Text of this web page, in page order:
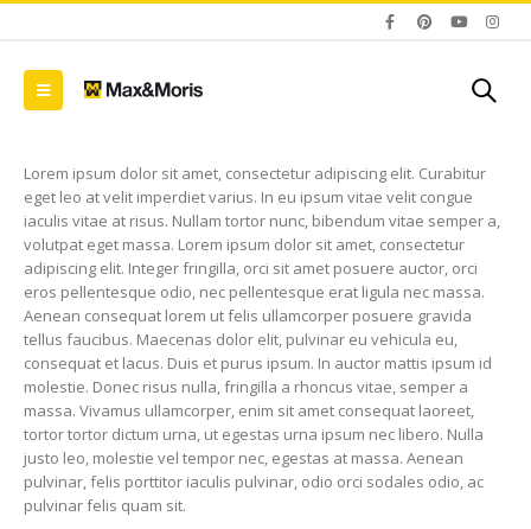
Lorem ipsum dolor sit amet, consectetur adipiscing elit. Curabitur
eget leo at velit imperdiet varius. In eu ipsum vitae velit congue
iaculis vitae at risus. Nullam tortor nunc, bibendum vitae semper a,
volutpat eget massa. Lorem ipsum dolor sit amet, consectetur
adipiscing elit. Integer fringilla, orci sit amet posuere auctor, orci
eros pellentesque odio, nec pellentesque erat ligula nec massa.
Aenean consequat lorem ut felis ullamcorper posuere gravida
tellus faucibus. Maecenas dolor elit, pulvinar eu vehicula eu,
consequat et lacus. Duis et purus ipsum. In auctor mattis ipsum id
molestie. Donec risus nulla, fringilla a rhoncus vitae, semper a
massa. Vivamus ullamcorper, enim sit amet consequat laoreet,
tortor tortor dictum urna, ut egestas urna ipsum nec libero. Nulla
justo leo, molestie vel tempor nec, egestas at massa. Aenean
pulvinar, felis porttitor iaculis pulvinar, odio orci sodales odio, ac
pulvinar felis quam sit.